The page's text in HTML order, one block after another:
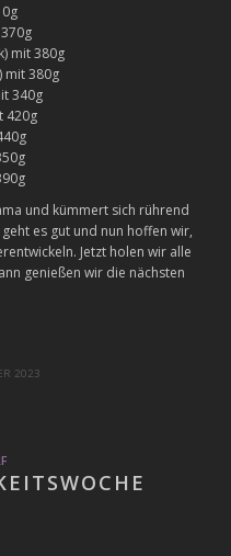
mit 380g
mit 380g
340g
420g
und kümmert sich rührend
es gut und nun hoffen wir,
Jetzt holen wir alle
genießen wir die nächsten
2023